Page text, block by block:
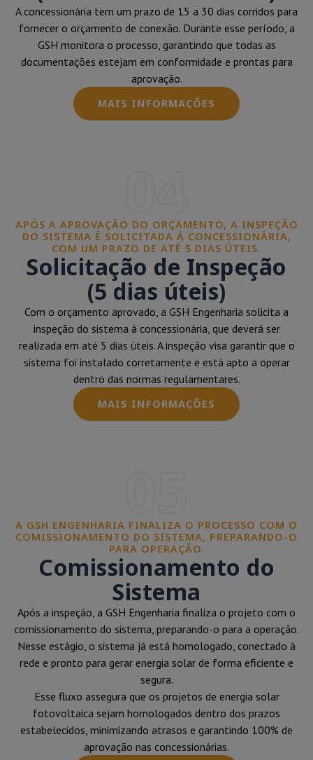
A concessionária tem um prazo de 15 a 30 dias corridos para
fornecer o orçamento de conexão. Durante esse período, a
GSH monitora o processo, garantindo que todas as
documentações estejam em conformidade e prontas para
aprovação.
MAIS INFORMAÇÕES
APÓS A APROVAÇÃO DO ORÇAMENTO, A INSPEÇÃO
DO SISTEMA É SOLICITADA À CONCESSIONÁRIA,
COM UM PRAZO DE ATÉ 5 DIAS ÚTEIS.
Solicitação de Inspeção
(5 dias úteis)
Com o orçamento aprovado, a GSH Engenharia solicita a
inspeção do sistema à concessionária, que deverá ser
realizada em até 5 dias úteis. A inspeção visa garantir que o
sistema foi instalado corretamente e está apto a operar
dentro das normas regulamentares.
MAIS INFORMAÇÕES
A GSH ENGENHARIA FINALIZA O PROCESSO COM O
COMISSIONAMENTO DO SISTEMA, PREPARANDO-O
PARA OPERAÇÃO.
Comissionamento do
Sistema
Após a inspeção, a GSH Engenharia finaliza o projeto com o
comissionamento do sistema, preparando-o para a operação.
Nesse estágio, o sistema já está homologado, conectado à
rede e pronto para gerar energia solar de forma eficiente e
segura.
Esse fluxo assegura que os projetos de energia solar
fotovoltaica sejam homologados dentro dos prazos
estabelecidos, minimizando atrasos e garantindo 100% de
aprovação nas concessionárias.